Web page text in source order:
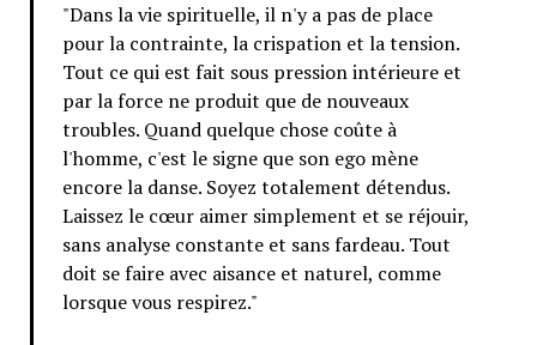
"Dans la vie spirituelle, il n'y a pas de place
pour la contrainte, la crispation et la tension.
Tout ce qui est fait sous pression intérieure et
par la force ne produit que de nouveaux
troubles. Quand quelque chose coûte à
l'homme, c'est le signe que son ego mène
encore la danse. Soyez totalement détendus.
Laissez le cœur aimer simplement et se réjouir,
sans analyse constante et sans fardeau. Tout
doit se faire avec aisance et naturel, comme
lorsque vous respirez."